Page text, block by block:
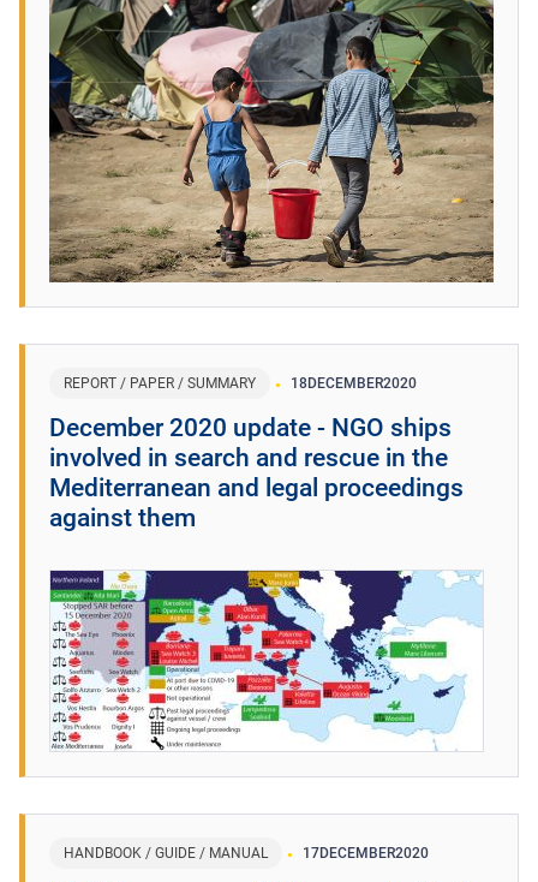
REPORT / PAPER / SUMMARY 18DECEMBER2020
December 2020 update - NGO ships
involved in search and rescue in the
Mediterranean and legal proceedings
against them
HANDBOOK / GUIDE / MANUAL 17DECEMBER2020